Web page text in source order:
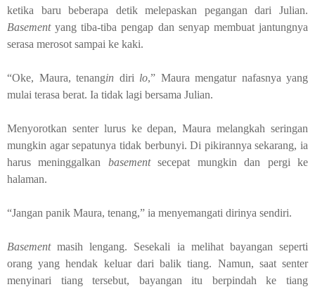
ketika baru beberapa detik melepaskan pegangan dari Julian.
Basementyang tiba-tiba pengap dan senyap membuat jantungnya
serasa merosot sampai ke kaki.
“Oke, Maura, tenangin diri lo,” Maura mengatur nafasnya yang
mulai terasa berat. Ia tidak lagi bersama Julian.
Menyorotkan senter lurus ke depan, Maura melangkah seringan
mungkin agar sepatunya tidak berbunyi. Di pikirannya sekarang, ia
harus meninggalkan basementsecepat mungkin dan pergi ke
halaman.
“Jangan panik Maura, tenang,” ia menyemangati dirinya sendiri.
Basementmasih lengang. Sesekali ia melihat bayangan seperti
orang yang hendak keluar dari balik tiang. Namun, saat senter
menyinari tiang tersebut, bayangan itu berpindah ke tiang